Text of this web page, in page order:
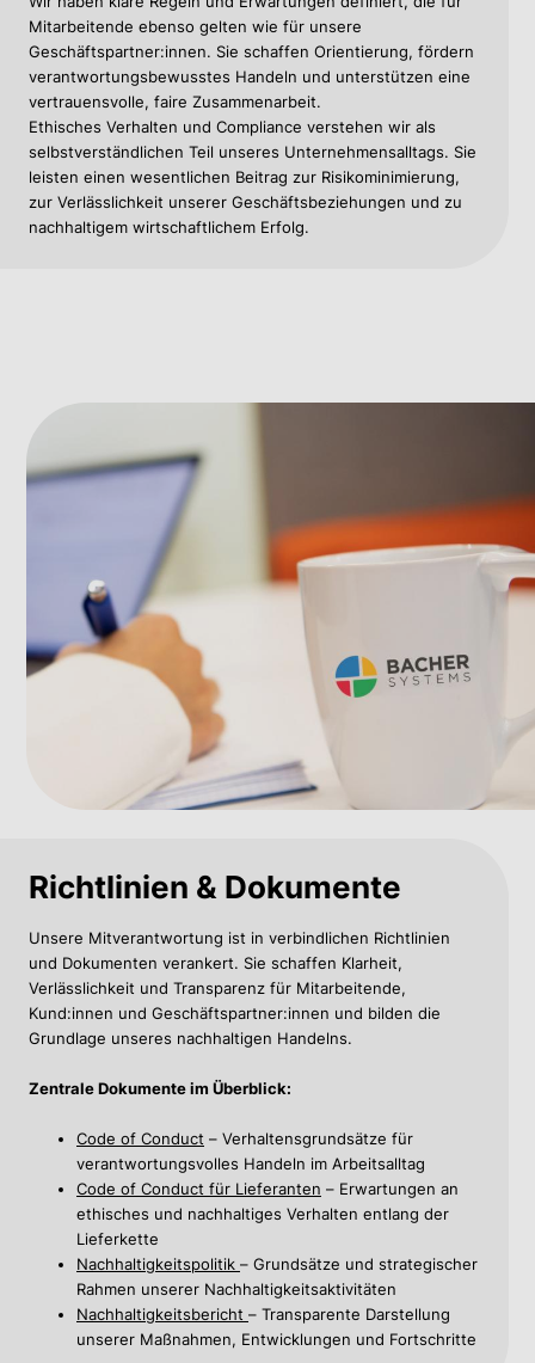
Mitarbeitende ebenso gelten wie für unsere
Geschäftspartner:innen. Sie schaffen Orientierung, fördern
verantwortungsbewusstes Handeln und unterstützen eine
vertrauensvolle, faire Zusammenarbeit.
Ethisches Verhalten und Compliance verstehen wir als
selbstverständlichen Teil unseres Unternehmensalltags. Sie
leisten einen wesentlichen Beitrag zur Risikominimierung,
zur Verlässlichkeit unserer Geschäftsbeziehungen und zu
nachhaltigem wirtschaftlichem Erfolg.
Richtlinien & Dokumente
Unsere Mitverantwortung ist in verbindlichen Richtlinien
und Dokumenten verankert. Sie schaffen Klarheit,
Verlässlichkeit und Transparenz für Mitarbeitende,
Kund:innen und Geschäftspartner:innen und bilden die
Grundlage unseres nachhaltigen Handelns.
Zentrale Dokumente im Überblick:
Code of Conduct – Verhaltensgrundsätze für
verantwortungsvolles Handeln im Arbeitsalltag
Code of Conduct für Lieferanten – Erwartungen an
ethisches und nachhaltiges Verhalten entlang der
Lieferkette
Nachhaltigkeitspolitik – Grundsätze und strategischer
Rahmen unserer Nachhaltigkeitsaktivitäten
Nachhaltigkeitsbericht – Transparente Darstellung
unserer Maßnahmen, Entwicklungen und Fortschritte